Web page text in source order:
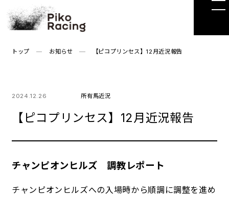
to
content
トップ お知らせ 【ピコプリンセス】12月近況報告
2024.12.26 所有馬近況
【ピコプリンセス】12月近況報告
チャンピオンヒルズ 調教レポート
チャンピオンヒルズへの入場時から順調に調整を進め